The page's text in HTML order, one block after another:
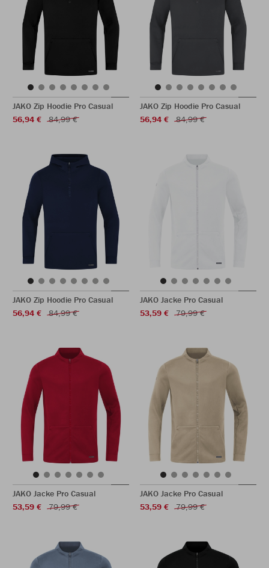
JAKO Zip Hoodie Pro Casual
56,94 €
84,99 €
JAKO Zip Hoodie Pro Casual
56,94 €
84,99 €
JAKO Zip Hoodie Pro Casual
56,94 €
84,99 €
JAKO Jacke Pro Casual
53,59 €
79,99 €
JAKO Jacke Pro Casual
53,59 €
79,99 €
JAKO Jacke Pro Casual
53,59 €
79,99 €